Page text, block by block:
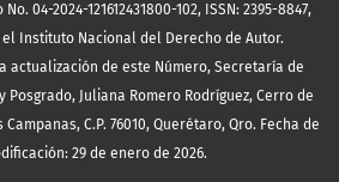
04-2024-121612431800-102, ISSN: 2395-8847,
Instituto Nacional del Derecho de Autor.
actualización de este Número, Secretaría de
Posgrado, Juliana Romero Rodríguez, Cerro de
C.P. 76010, Querétaro, Qro. Fecha de
29 de enero de 2026.